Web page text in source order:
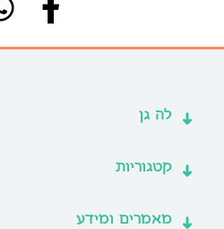
לה גן
קטגוריות
מאמרים ומידע